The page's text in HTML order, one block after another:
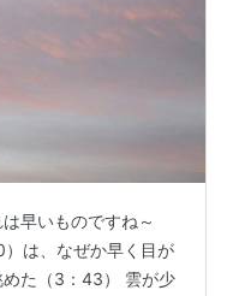
早いものですね～
）は、なぜか早く目が
た（3：43） 雲が少